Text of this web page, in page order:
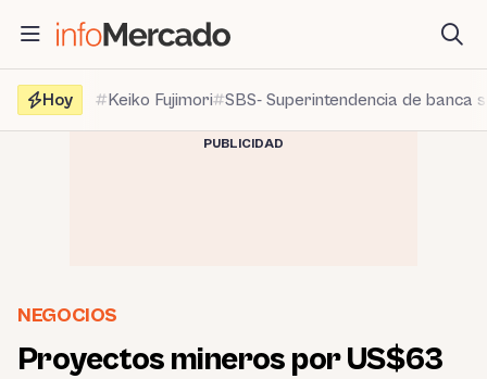
contenido
Hoy
Keiko Fujimori SBS- Superintendencia de banca
PUBLICIDAD
NEGOCIOS
Proyectos mineros por US$63